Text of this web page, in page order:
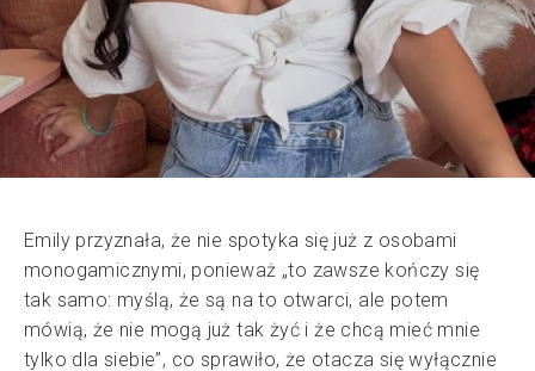
Emily przyznała, że nie spotyka się już z osobami
monogamicznymi, ponieważ „to zawsze kończy się
tak samo: myślą, że są na to otwarci, ale potem
mówią, że nie mogą już tak żyć i że chcą mieć mnie
tylko dla siebie”, co sprawiło, że otacza się wyłącznie